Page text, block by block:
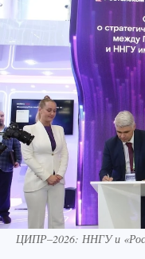
ЦИПР–2026: ННГУ и